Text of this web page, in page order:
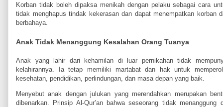
Korban tidak boleh dipaksa menikah dengan pelaku sebagai cara
tidak menghapus tindak kekerasan dan dapat menempatkan korban
berbahaya.
Anak Tidak Menanggung Kesalahan Orang Tuanya
Anak yang lahir dari kehamilan di luar pernikahan tidak
kelahirannya. Ia tetap memiliki martabat dan hak untuk
kesehatan, pendidikan, perlindungan, dan masa depan yang baik.
Menyebut anak dengan julukan yang merendahkan merupakan
dibenarkan. Prinsip Al-Qur’an bahwa seseorang tidak